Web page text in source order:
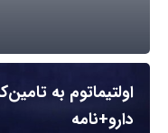
اولتیماتوم به
دارو+نامه